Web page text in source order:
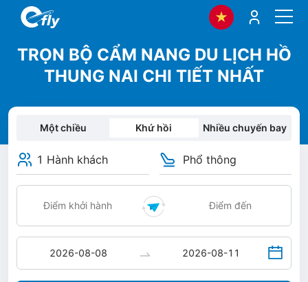
TRỌN BỘ CẨM NANG DU LỊCH HỒ
THUNG NAI CHI TIẾT NHẤT
Một chiều Khứ hồi Nhiều chuyến bay
1 Hành khách Phổ thông